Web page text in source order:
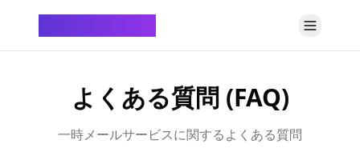
よくある質問 (FAQ)
一時メールサービスに関するよくある質問